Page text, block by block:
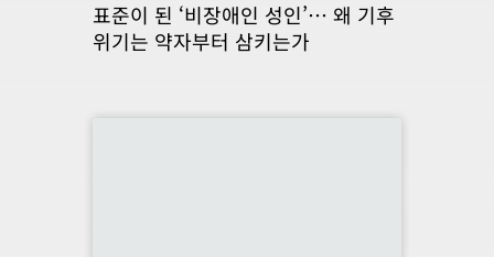
표준이 된 ‘비장애인 성인’… 왜 기후
위기는 약자부터 삼키는가